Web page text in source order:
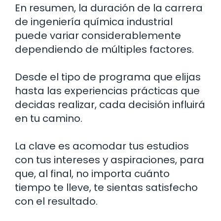
En resumen, la duración de la carrera
de ingeniería química industrial
puede variar considerablemente
dependiendo de múltiples factores.
Desde el tipo de programa que elijas
hasta las experiencias prácticas que
decidas realizar, cada decisión influirá
en tu camino.
La clave es acomodar tus estudios
con tus intereses y aspiraciones, para
que, al final, no importa cuánto
tiempo te lleve, te sientas satisfecho
con el resultado.